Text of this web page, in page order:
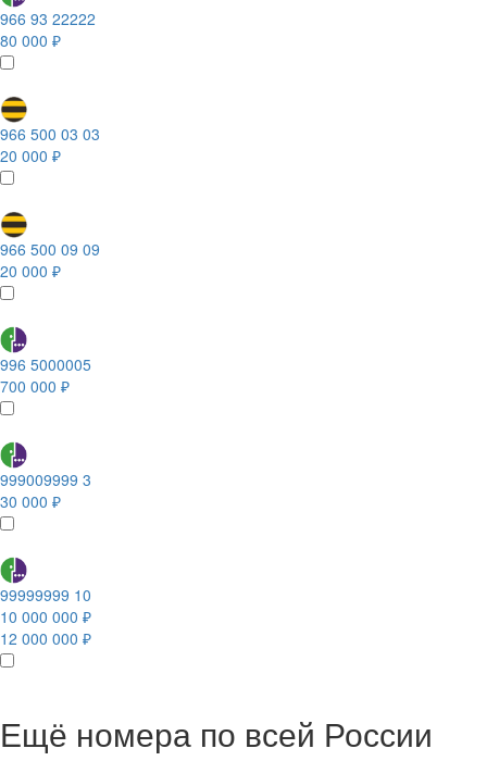
966 93 22222
80 000 ₽
966 500 03 03
20 000 ₽
966 500 09 09
20 000 ₽
996 5000005
700 000 ₽
999009999 3
30 000 ₽
99999999 10
10 000 000 ₽
12 000 000 ₽
Ещё номера по всей России